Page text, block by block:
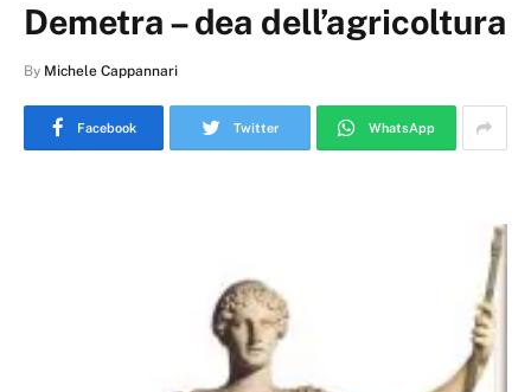
Demetra – dea dell’agricoltura
By Michele Cappannari
Facebook Twitter WhatsApp